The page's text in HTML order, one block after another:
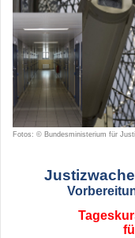
Fotos: © Bundesministerium für